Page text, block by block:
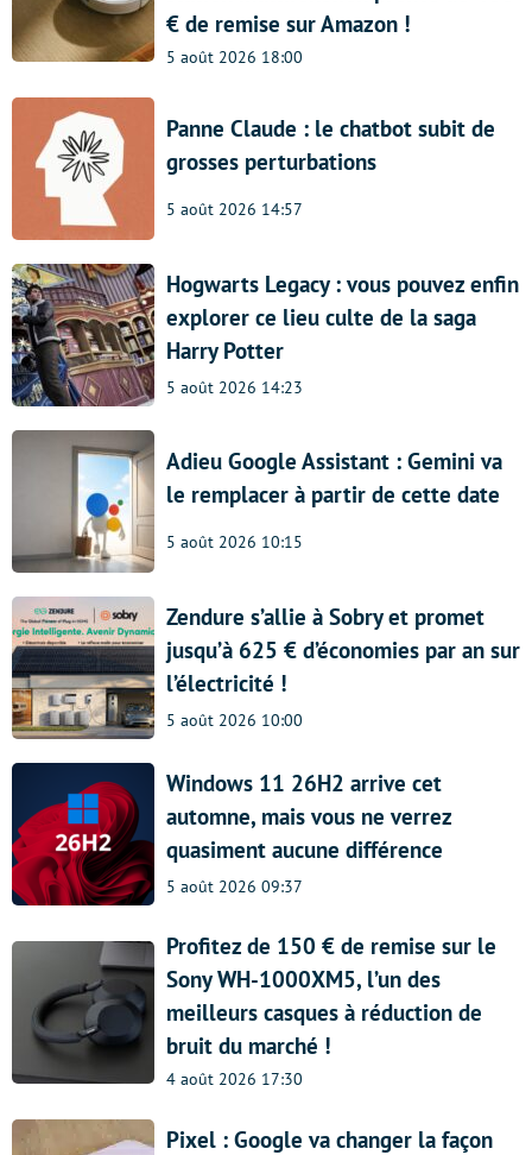
€ de remise sur Amazon !
5 août 2026 18:00
Panne Claude : le chatbot subit de
grosses perturbations
5 août 2026 14:57
Hogwarts Legacy : vous pouvez enfin
explorer ce lieu culte de la saga
Harry Potter
5 août 2026 14:23
Adieu Google Assistant : Gemini va
le remplacer à partir de cette date
5 août 2026 10:15
Zendure s’allie à Sobry et promet
jusqu’à 625 € d’économies par an sur
l’électricité !
5 août 2026 10:00
Windows 11 26H2 arrive cet
automne, mais vous ne verrez
quasiment aucune différence
5 août 2026 09:37
Profitez de 150 € de remise sur le
Sony WH-1000XM5, l’un des
meilleurs casques à réduction de
bruit du marché !
4 août 2026 17:30
Pixel : Google va changer la façon